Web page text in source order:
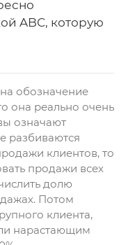
ABC, которую
обозначение
она реально очень
означают
разбиваются
клиентов, то
продажи всех
долю
Потом
клиента,
нарастающим